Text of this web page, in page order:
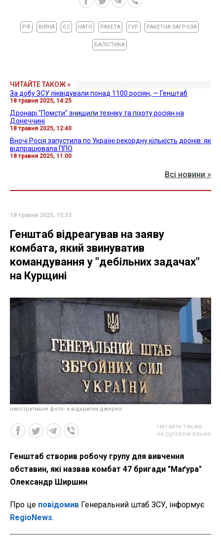
РФ ВІЙНА ЄС НАТО РАКЕТА ГУР РАКЕТНА ЗАГРОЗА
БАЛІСТИКА
ЧИТАЙТЕ ТАКОЖ »
За добу ЗСУ ліквідували понад 1100 росіян, — Генштаб
18 травня 2025, 14:25
Дронарі "Помсти" знищили техніку та піхоту росіян на
Донеччині
18 травня 2025, 12:40
Вночі Росія запустила по Україні рекордну кількість дронів: як
відпрацювала ППО
18 травня 2025, 11:00
Всі новини »
18 травня 2025, 15:33
Генштаб відреагував на заяву
комбата, який звинуватив
командування у "дебільних задачах"
на Курщині
ілюстративне фото: з відкритих джерел
Читайте также
на русском языке
Генштаб створив робочу групу для вивчення
обставин, які назвав комбат 47 бригади "Маґура"
Олександр Ширшин
Про це повідомив Генеральний штаб ЗСУ, інформує
RegioNews.